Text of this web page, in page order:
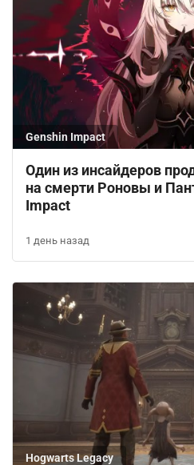
Genshin Impact
Один из инсайдеров
на смерти Роновы и
Impact
1 день назад
Hogwarts Legacy